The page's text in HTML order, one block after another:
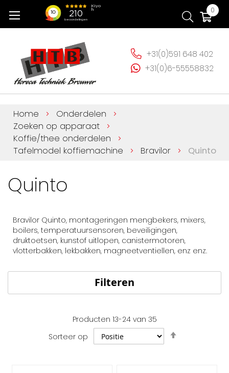
naar
0
+31(0)591 648 402
+31(0)6-55558832
Home
Onderdelen
Zoeken op apparaat
Koffie/thee onderdelen
Tafelmodel koffiemachine
Bravilor Quinto
Quinto
Bravilor Quinto, montageringen mengbekers, mixers,
boilers, temperatuursensoren, beveiligingen,
druktoetsen, kunstof uitlopen, canistermotoren,
vlotterbakken, lekbakken, magneetventiellen, enz enz.
Filteren
Producten 13-24van 35
Sorteer op